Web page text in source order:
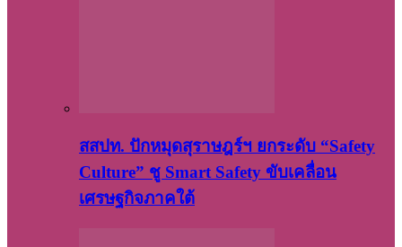
สสปท. ปักหมุดสุราษฎร์ฯ ยกระดับ “Safety
Culture” ชู Smart Safety ขับเคลื่อน
เศรษฐกิจภาคใต้